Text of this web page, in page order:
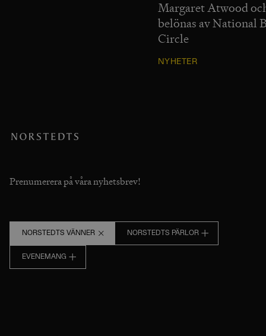
Margaret Atwood
belönas av National
Circle
NYHETER
Prenumerera på våra nyhetsbrev!
NORSTEDTS VÄNNER NORSTEDTS PÄRLOR
EVENEMANG